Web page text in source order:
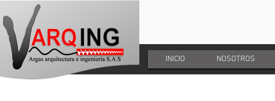
INICIO NOSOTROS